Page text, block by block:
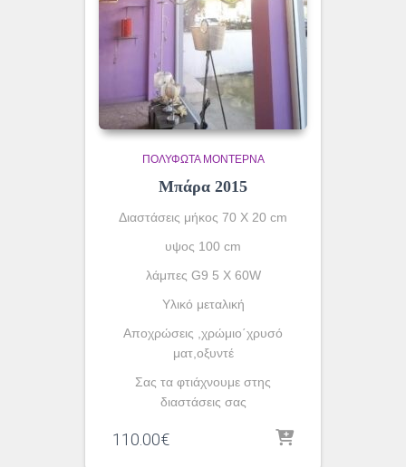
ΠΟΛΎΦΩΤΑ ΜΟΝΤΈΡΝΑ
Μπάρα 2015
Διαστάσεις μήκος 70 Χ 20 cm
υψος 100 cm
λάμπες G9 5 X 60W
Υλικό μεταλική
Αποχρώσεις ,χρώμιο΄χρυσό
ματ,οξυντέ
Σας τα φτιάχνουμε στης
διαστάσεις σας
110.00€